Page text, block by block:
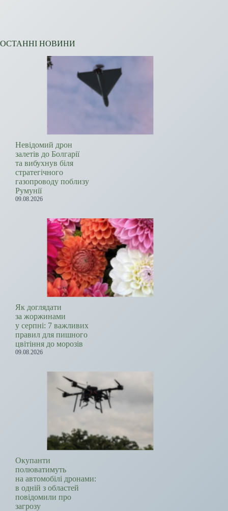
ОСТАННІ НОВИНИ
Невідомий дрон
залетів до Болгарії
та вибухнув біля
стратегічного
газопроводу поблизу
Румунії
09.08.2026
Як доглядати
за жоржинами
у серпні: 7 важливих
правил для пишного
цвітіння до морозів
09.08.2026
Окупанти
полюватимуть
на автомобілі дронами:
в одній з областей
повідомили про
загрозу